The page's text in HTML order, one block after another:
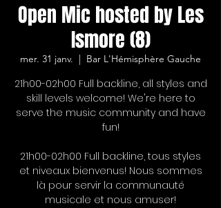
Open Mic hosted by Les
Ismore (8)
mer. 31 janv. Bar L'Hémisphère Gauche
21h00-02h00 Full backline, all styles and
skill levels welcome! We're here to
serve the music community and have
fun!
21h00-02h00 Full backline, tous styles
et niveaux bienvenus! Nous sommes
là pour servir la communauté
musicale et nous amuser!